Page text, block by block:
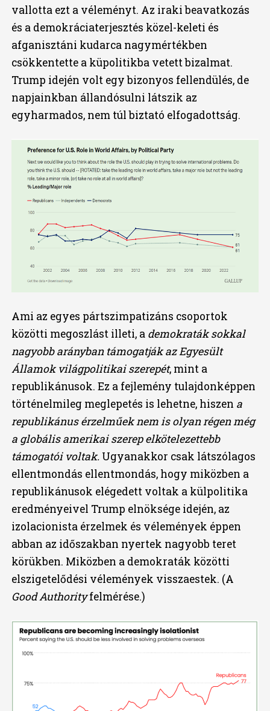
vallotta ezt a véleményt. Az iraki beavatkozás
és a demokráciaterjesztés közel-keleti és
afganisztáni kudarca nagymértékben
csökkentette a küpolitikba vetett bizalmat.
Trump idején volt egy bizonyos fellendülés, de
napjainkban állandósulni látszik az
egyharmados, nem túl biztató elfogadottság.
Ami az egyes pártszimpatizáns csoportok
közötti megoszlást illeti, a demokraták sokkal
nagyobb arányban támogatják az Egyesült
Államok világpolitikai szerepét, mint a
republikánusok. Ez a fejlemény tulajdonképpen
történelmileg meglepetés is lehetne, hiszen a
republikánus érzelműek nem is olyan régen még
a globális amerikai szerep elkötelezettebb
támogatói voltak. Ugyanakkor csak látszólagos
ellentmondás ellentmondás, hogy miközben a
republikánusok elégedett voltak a külpolitika
eredményeivel Trump elnöksége idején, az
izolacionista érzelmek és vélemények éppen
abban az időszakban nyertek nagyobb teret
körükben. Miközben a demokraták közötti
elszigetelődési vélemények visszaestek. (A
Good Authorityfelmérése.)